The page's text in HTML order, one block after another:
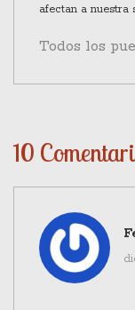
afectan a nuestra
Todos los
10